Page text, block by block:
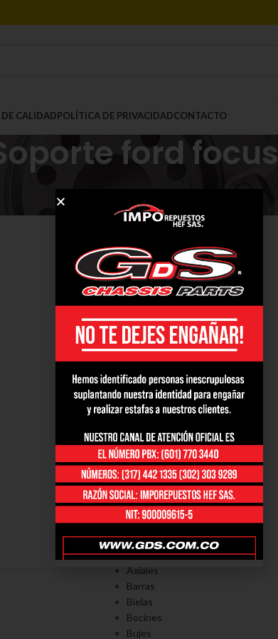
CALIDADPOLÍTICA DE PRIVACIDADCONTACTO
ford focus
PORTAFOLÍO
Axiales
Barras
Bielas
Bocines
Bujes